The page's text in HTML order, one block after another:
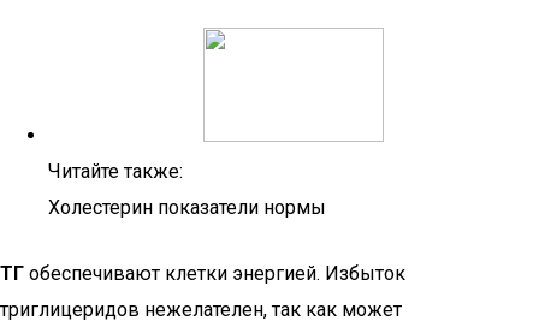
Читайте также:
Холестерин показатели нормы
ТГ обеспечивают клетки энергией. Избыток
триглицеридов нежелателен, так как может